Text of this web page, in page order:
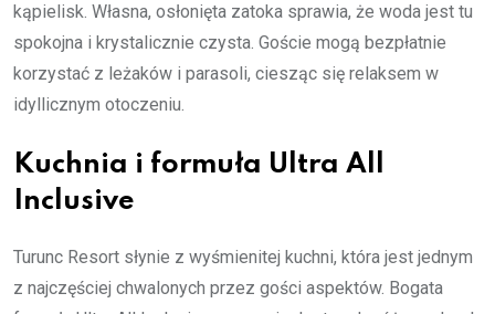
kąpielisk. Własna, osłonięta zatoka sprawia, że woda jest tu
spokojna i krystalicznie czysta. Goście mogą bezpłatnie
korzystać z leżaków i parasoli, ciesząc się relaksem w
idyllicznym otoczeniu.
Kuchnia i formuła Ultra All
Inclusive
Turunc Resort słynie z wyśmienitej kuchni, która jest jednym
z najczęściej chwalonych przez gości aspektów. Bogata